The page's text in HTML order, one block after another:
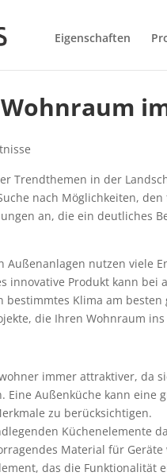
Eigenschaften
Trendthemen in der
nach Möglichkeiten,
an, die ein deutliches
Außenanlagen nutzen viele
innovative Produkt kann
bestimmtes Klima am
die Ihren Wohnraum
immer attraktiver, da
Außenküche kann eine
zu berücksichtigen.
Küchenelemente
Material für
das die Funktionalität